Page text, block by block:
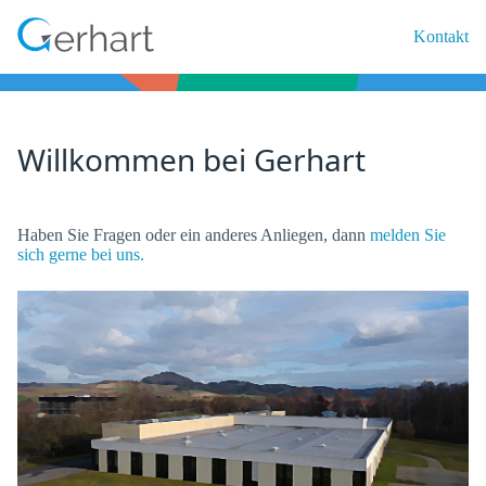
Kontakt
Willkommen bei Gerhart
Haben Sie Fragen oder ein anderes Anliegen, dann melden Sie
sich gerne bei uns.